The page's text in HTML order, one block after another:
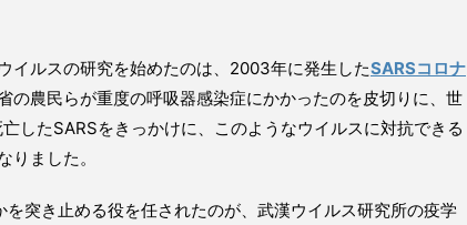
イルスの研究を始めたのは、2003年に発生したSARSコロナ
の農民らが重度の呼吸器感染症にかかったのを皮切りに、世
したSARSをきっかけに、このようなウイルスに対抗できる
りました。
突き止める役を任されたのが、武漢ウイルス研究所の疫学